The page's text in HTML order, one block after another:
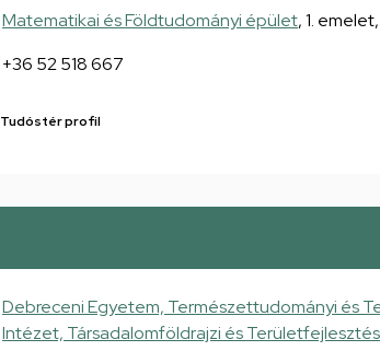
Matematikai és Földtudományi épület, 1.
+36 52 518 667
Tudóstér profil
Debreceni Egyetem, Természettudományi és
Intézet, Társadalomföldrajzi és